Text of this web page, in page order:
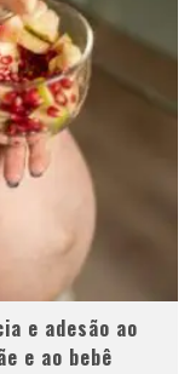
e adesão ao
e ao bebê